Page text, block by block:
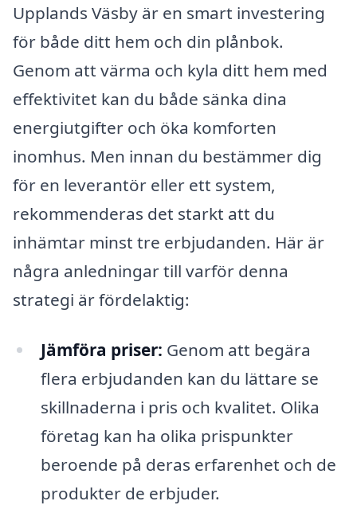
Upplands Väsby är en smart investering
för både ditt hem och din plånbok.
Genom att värma och kyla ditt hem med
effektivitet kan du både sänka dina
energiutgifter och öka komforten
inomhus. Men innan du bestämmer dig
för en leverantör eller ett system,
rekommenderas det starkt att du
inhämtar minst tre erbjudanden. Här är
några anledningar till varför denna
strategi är fördelaktig:
Jämföra priser: Genom att begära
flera erbjudanden kan du lättare se
skillnaderna i pris och kvalitet. Olika
företag kan ha olika prispunkter
beroende på deras erfarenhet och de
produkter de erbjuder.